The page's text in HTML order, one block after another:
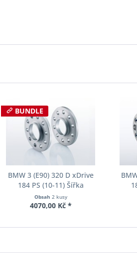
BUNDLE
BMW 3 (E90) 320 D xDrive
184 PS (10-11) Šířka
rozchodu Eibach Pro-Spacer
S90-2-20-020 System2
Obsah 2 kusy
4070,00 Kč *